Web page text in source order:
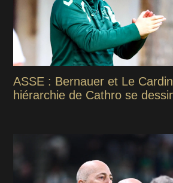
ASSE : Bernauer et Le
hiérarchie de Cathro se